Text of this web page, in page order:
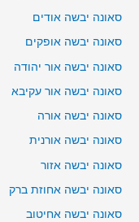
סאונה יבשה אודים
סאונה יבשה אופקים
סאונה יבשה אור יהודה
סאונה יבשה אור עקיבא
סאונה יבשה אורה
סאונה יבשה אורנית
סאונה יבשה אזור
סאונה יבשה אחוזת ברק
סאונה יבשה אחיטוב